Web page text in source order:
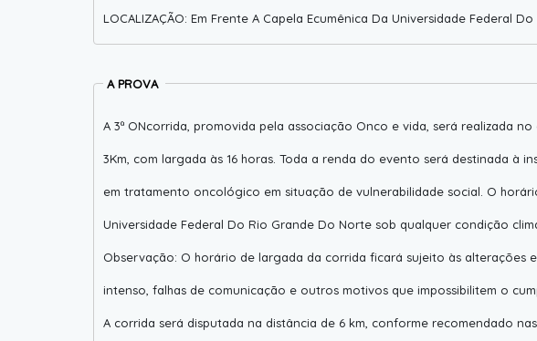
LOCALIZAÇÃO: Em Frente A Capela Ecumênica Da Universidade Federal
A 3ª ONcorrida, promovida pela associação Onco e vida, será realizada
3Km, com largada às 16 horas. Toda a renda do evento será destinada
em tratamento oncológico em situação de vulnerabilidade social. O
Universidade Federal Do Rio Grande Do Norte sob qualquer condição
Observação: O horário de largada da corrida ficará sujeito às
intenso, falhas de comunicação e outros motivos que impossibilitem o
A corrida será disputada na distância de 6 km, conforme recomendado